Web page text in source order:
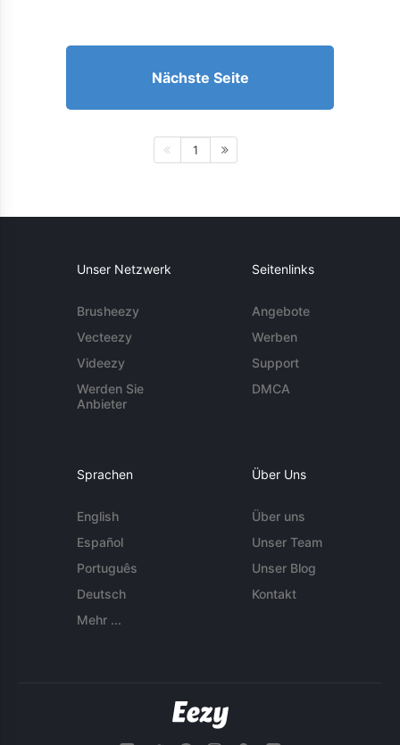
Nächste Seite
1
Unser Netzwerk
Brusheezy
Vecteezy
Videezy
Werden Sie
Anbieter
Seitenlinks
Angebote
Werben
Support
DMCA
Sprachen
English
Español
Português
Deutsch
Mehr ...
Über Uns
Über uns
Unser Team
Unser Blog
Kontakt